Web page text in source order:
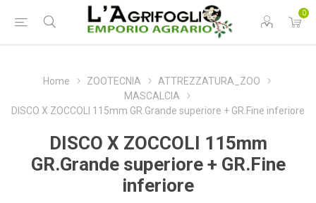
0
Home ZOOTECNIA
ATTREZZATURA_ZOO
MASCALCIA
DISCO X ZOCCOLI 115mm GR.Grande superiore + GR.Fine inferiore
DISCO X ZOCCOLI 115mm
GR.Grande superiore + GR.Fine
inferiore